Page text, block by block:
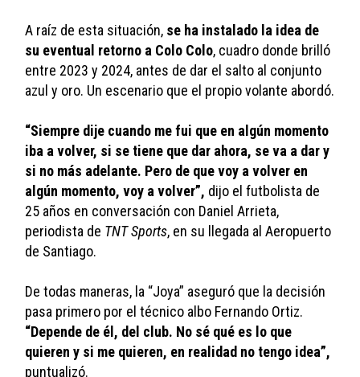
A raíz de esta situación, se ha instalado la idea de
su eventual retorno a Colo Colo, cuadro donde brilló
entre 2023 y 2024, antes de dar el salto al conjunto
azul y oro. Un escenario que el propio volante abordó.
“Siempre dije cuando me fui que en algún momento
iba a volver, si se tiene que dar ahora, se va a dar y
si no más adelante. Pero de que voy a volver en
algún momento, voy a volver”, dijo el futbolista de
25 años en conversación con Daniel Arrieta,
periodista de TNT Sports, en su llegada al Aeropuerto
de Santiago.
De todas maneras, la “Joya” aseguró que la decisión
“Depende de él, del club. No sé qué es lo que
quieren y si me quieren, en realidad no tengo idea”,
puntualizó.